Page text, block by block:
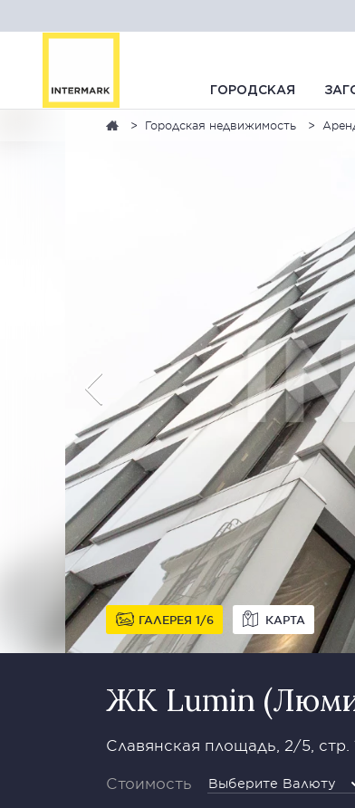
ГОРОДСКАЯ
Городская недвижимость
ГАЛЕРЕЯ 1 6 КАРТА
ЖК Lumin
Славянская площадь, 2/5, стр.
Стоимость Выберите Валюту